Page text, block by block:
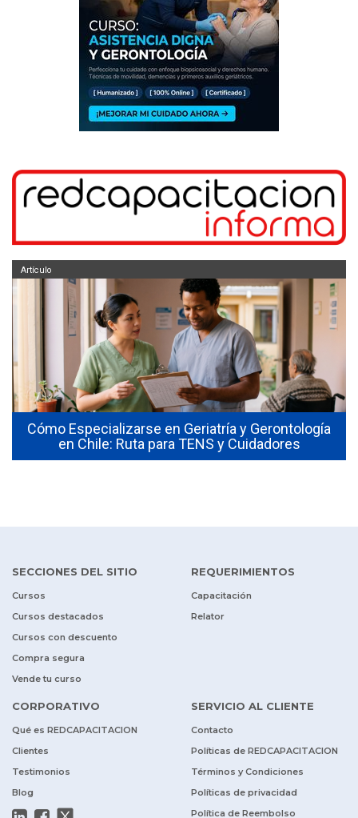
Cómo Especializarse en Geriatría y Gerontología
en Chile: Ruta para TENS y Cuidadores
Artículo
SECCIONES DEL SITIO
Cursos
Cursos destacados
Cursos con descuento
Compra segura
Vende tu curso
REQUERIMIENTOS
Capacitación
Relator
CORPORATIVO
Qué es REDCAPACITACION
Clientes
Testimonios
Blog
SERVICIO AL CLIENTE
Contacto
Políticas de REDCAPACITACION
Términos y Condiciones
Políticas de privacidad
Política de Reembolso